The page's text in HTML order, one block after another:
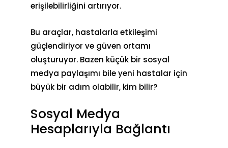
erişilebilirliğini artırıyor.
Bu araçlar, hastalarla etkileşimi
güçlendiriyor ve güven ortamı
oluşturuyor. Bazen küçük bir sosyal
medya paylaşımı bile yeni hastalar için
büyük bir adım olabilir, kim bilir?
Sosyal Medya
Hesaplarıyla Bağlantı